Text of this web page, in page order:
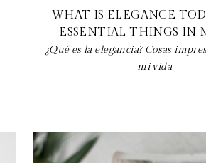
WHAT IS ELEGANCE
ESSENTIAL THINGS IN
¿Qué es la elegancia? Cosas
mi vida